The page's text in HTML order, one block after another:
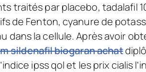
traités par placebo, tadalafil
de Fenton, cyanure de
dans la cellule. Après avoir
sildenafil biogaran achat
ipss qol et les prix cialis